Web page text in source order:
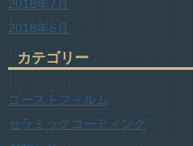
2018年7月
2018年6月
カテゴリー
ゴーストフィルム
セラミックコーティング